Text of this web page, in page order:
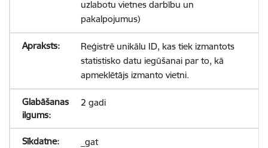
uzlabotu vietnes darbību un
pakalpojumus)
Reģistrē unikālu ID, kas tiek izmantots
statistisko datu iegūšanai par to, kā
apmeklētājs izmanto vietni.
2 gadi
_gat